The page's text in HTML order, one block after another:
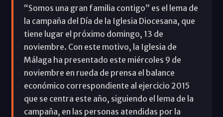
“Somos una gran familia contigo” es el lema de
la campaña del Día de la Iglesia Diocesana, que
tiene lugar el próximo domingo, 13 de
noviembre. Con este motivo, la Iglesia de
Málaga ha presentado este miércoles 9 de
noviembre en rueda de prensa el balance
económico correspondiente al ejercicio 2015
que se centra este año, siguiendo el lema de la
campaña, en las personas atendidas por la